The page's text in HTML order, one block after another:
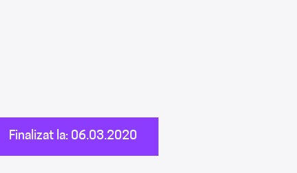
Finalizat la: 06.03.2020